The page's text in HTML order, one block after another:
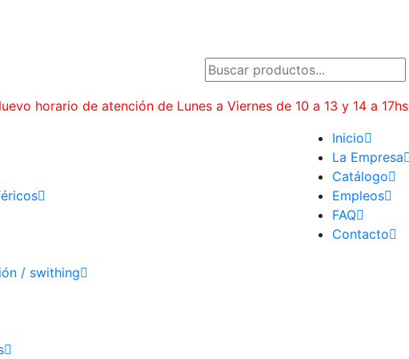
horario de atención de Lunes a Viernes de 10 a 13 y 14 a 17hs
/ swithing
Inicio
La Empresa
Catálogo
Empleos
FAQ
Contacto